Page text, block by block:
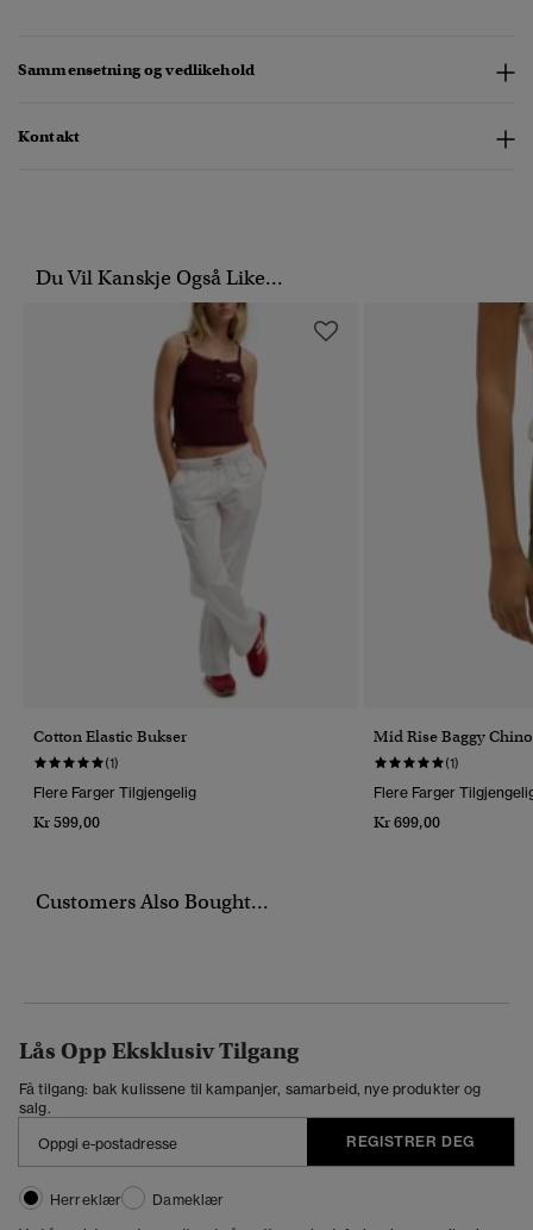
Sammensetning og vedlikehold
Kontakt
Du Vil Kanskje Også Like...
Cotton Elastic Bukser
(1)
Flere Farger Tilgjengelig
Kr 599,00
Mid Rise Baggy Chino
(1)
Flere Farger
Kr 699,00
Customers Also Bought...
Lås Opp Eksklusiv Tilgang
Få tilgang: bak kulissene til kampanjer, samarbeid, nye produkter og
salg.
REGISTRER DEG
Herreklær
Dameklær